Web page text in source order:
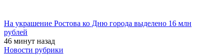
На украшение Ростова ко Дню города выделено 16 млн
рублей
46 минут назад
Новости рубрики